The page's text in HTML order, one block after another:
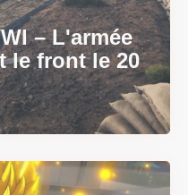
– L'armée
le front le 20